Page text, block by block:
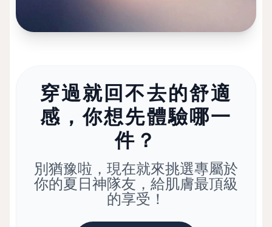
穿過就回不去的舒適
感，你想先體驗哪一
件？
別猶豫啦，現在就來挑選專屬於
你的夏日神隊友，給肌膚最頂級
的享受！